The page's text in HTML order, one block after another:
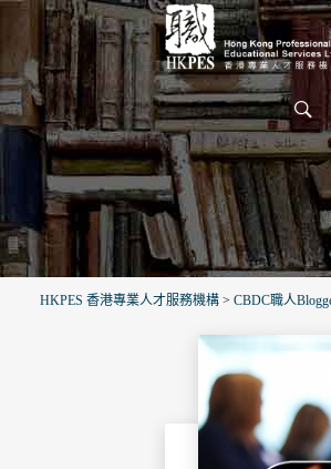
HKPES 香港專業人才服務機構 > CBDC職人